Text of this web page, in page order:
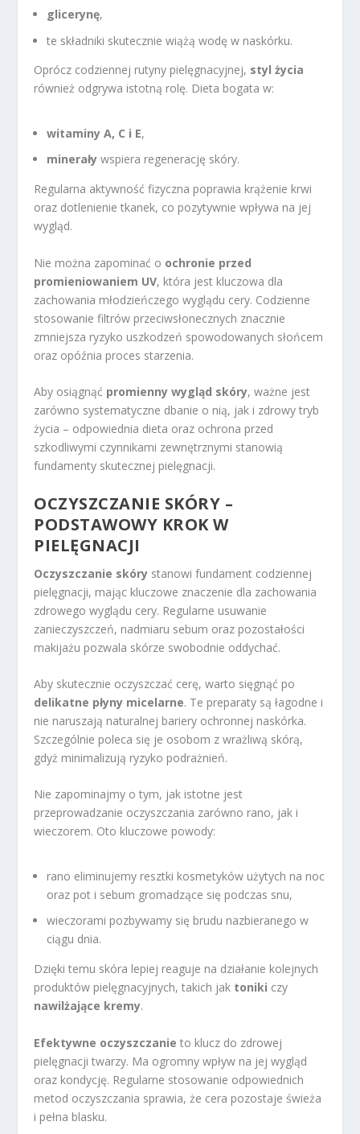
glicerynę,
te składniki skutecznie wiążą wodę w naskórku.
Oprócz codziennej rutyny pielęgnacyjnej, styl życia
również odgrywa istotną rolę. Dieta bogata w:
witaminy A, C i E,
minerały wspiera regenerację skóry.
Regularna aktywność fizyczna poprawia krążenie krwi
oraz dotlenienie tkanek, co pozytywnie wpływa na jej
wygląd.
Nie można zapominać o ochronie przed
promieniowaniem UV, która jest kluczowa dla
zachowania młodzieńczego wyglądu cery. Codzienne
stosowanie filtrów przeciwsłonecznych znacznie
zmniejsza ryzyko uszkodzeń spowodowanych słońcem
oraz opóźnia proces starzenia.
Aby osiągnąć promienny wygląd skóry, ważne jest
zarówno systematyczne dbanie o nią, jak i zdrowy tryb
życia – odpowiednia dieta oraz ochrona przed
szkodliwymi czynnikami zewnętrznymi stanowią
fundamenty skutecznej pielęgnacji.
OCZYSZCZANIE SKÓRY –
PODSTAWOWY KROK W
PIELĘGNACJI
Oczyszczanie skóry stanowi fundament codziennej
pielęgnacji, mając kluczowe znaczenie dla zachowania
zdrowego wyglądu cery. Regularne usuwanie
zanieczyszczeń, nadmiaru sebum oraz pozostałości
makijażu pozwala skórze swobodnie oddychać.
Aby skutecznie oczyszczać cerę, warto sięgnąć po
delikatne płyny micelarne. Te preparaty są łagodne i
nie naruszają naturalnej bariery ochronnej naskórka.
Szczególnie poleca się je osobom z wrażliwą skórą,
gdyż minimalizują ryzyko podrażnień.
Nie zapominajmy o tym, jak istotne jest
przeprowadzanie oczyszczania zarówno rano, jak i
wieczorem. Oto kluczowe powody:
rano eliminujemy resztki kosmetyków użytych na noc
oraz pot i sebum gromadzące się podczas snu,
wieczorami pozbywamy się brudu nazbieranego w
ciągu dnia.
Dzięki temu skóra lepiej reaguje na działanie kolejnych
produktów pielęgnacyjnych, takich jak toniki czy
nawilżające kremy.
Efektywne oczyszczanie to klucz do zdrowej
pielęgnacji twarzy. Ma ogromny wpływ na jej wygląd
oraz kondycję. Regularne stosowanie odpowiednich
metod oczyszczania sprawia, że cera pozostaje świeża
i pełna blasku.